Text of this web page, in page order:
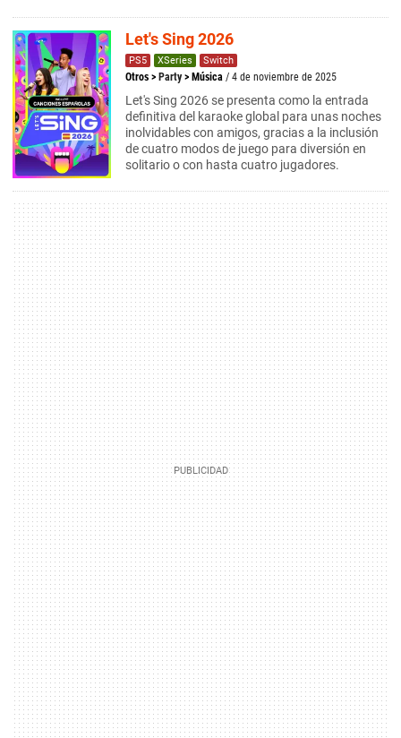
Let's Sing 2026
PS5 XSeries Switch
Otros > Party> Música / 4 de noviembre de 2025
Let's Sing 2026 se presenta como la entrada
definitiva del karaoke global para unas noches
inolvidables con amigos, gracias a la inclusión
de cuatro modos de juego para diversión en
solitario o con hasta cuatro jugadores.